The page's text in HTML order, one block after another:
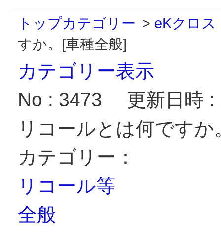
トップカテゴリー > eKクロス
すか。[車種全般]
カテゴリー表示
No : 3473
更新日時
リコールとは何ですか
カテゴリー：
リコール等
全般